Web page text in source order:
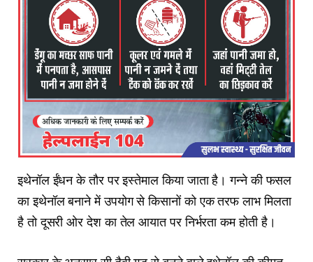
इथेनॉल ईंधन के तौर पर इस्तेमाल किया जाता है। गन्ने की फसल
का इथेनॉल बनाने में उपयोग से किसानों को एक तरफ लाभ मिलता
है तो दूसरी ओर देश का तेल आयात पर निर्भरता कम होती है।